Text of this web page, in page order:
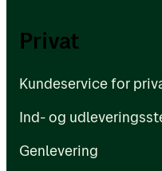
Kundeservice
Privat
Kundeservice for
Ind- og
Genlevering